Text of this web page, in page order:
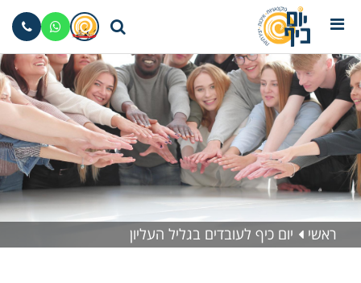
ראשי יום כיף לעובדים בגליל העליון